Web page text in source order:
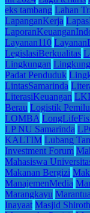
eks tambang Lahan
LapanganKerja
Layanan110
LegislasiBerkualitas
Lingkungan
Padat Penduduk
LintasSamarinda
LiterasiKeuangan
Berau Logistik Pemilu
LOMBA
LP NU Samarinda
KALTIM Lubang
Investment Forum
Mahasiswa
Makanan Bergizi
ManajemenMedia
Marangkayu Marantua
Inayaat Masjid